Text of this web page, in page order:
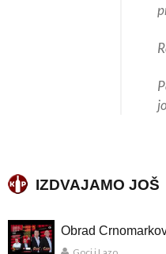
IZDVAJAMO JOŠ
Obrad